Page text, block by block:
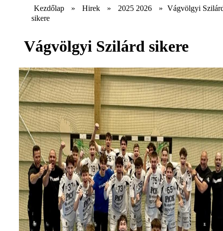
Kezdőlap » Hirek » 2025 2026 » Vágvölgyi
sikere
Vágvölgyi Szilárd sikere